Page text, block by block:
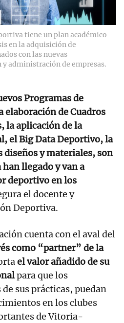
tiene un plan académico
en la adquisición de
con las nuevas
administración de empresas.
Programas de
elaboración de Cuadros
la aplicación de la
el Big Data Deportivo, la
diseños y materiales, son
llegado y van a
deportivo en los
el docente y
Deportiva.
cuenta con el aval del
como “partner” de la
el valor añadido de su
para que los
sus prácticas, puedan
en los clubes
de Vitoria-